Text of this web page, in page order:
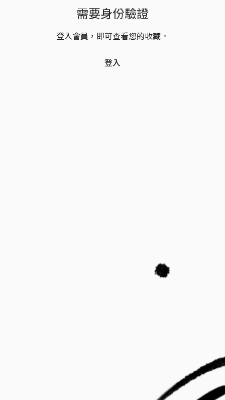
需要身份驗證
登入會員，即可查看您的收藏。
登入